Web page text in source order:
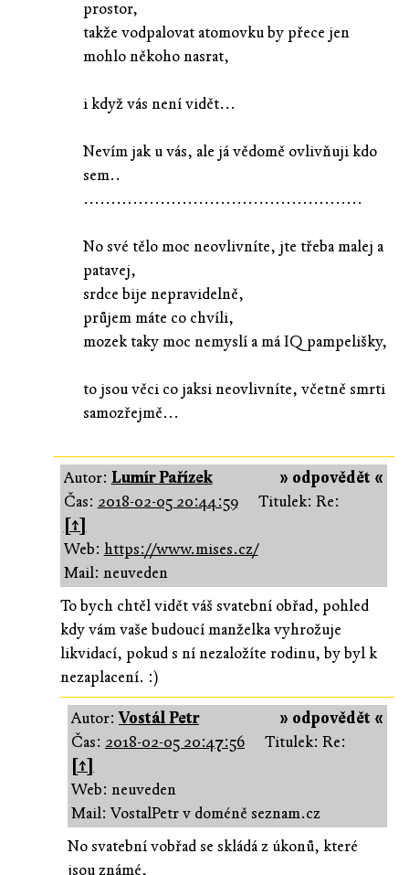
prostor,
takže vodpalovat atomovku by přece jen
mohlo někoho nasrat,
i když vás není vidět...
Nevím jak u vás, ale já vědomě ovlivňuji kdo
sem..
...................................................
No své tělo moc neovlivníte, jte třeba malej a
patavej,
srdce bije nepravidelně,
průjem máte co chvíli,
mozek taky moc nemyslí a má IQ pampelišky,
to jsou věci co jaksi neovlivníte, včetně smrti
samozřejmě...
» odpovědět «
Autor: Lumír Pařízek
Čas: 2018-02-05 20:44:59
Titulek: Re:
[↑]
Web: https://www.mises.cz/
Mail: neuveden
To bych chtěl vidět váš svatební obřad, pohled
kdy vám vaše budoucí manželka vyhrožuje
likvidací, pokud s ní nezaložíte rodinu, by byl k
nezaplacení. :)
» odpovědět «
Autor:Vostál Petr
Čas: 2018-02-05 20:47:56
Titulek: Re:
[↑]
Web: neuveden
Mail: VostalPetr v doméně seznam.cz
No svatební vobřad se skládá z úkonů, které
jsou známé,